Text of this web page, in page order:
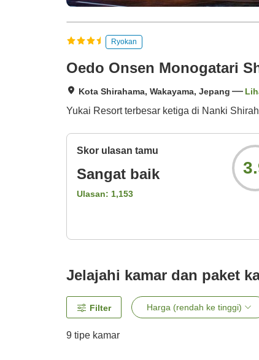
Ryokan
Oedo Onsen Monogatari
Kota Shirahama, Wakayama, Jepang
Yukai Resort terbesar ketiga di Nanki
Skor ulasan tamu
Sangat baik
Ulasan: 1,153
Jelajahi kamar dan paket
Filter Harga (rendah ke tinggi)
9 tipe kamar